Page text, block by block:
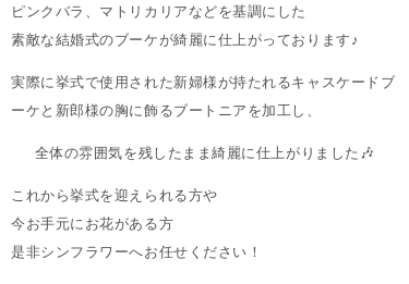
ピンクバラ、マトリカリアなどを基調にした
素敵な結婚式のブーケが綺麗に仕上がっております♪
実際に挙式で使用された新婦様が持たれるキャスケードブ
ーケと新郎様の胸に飾るブートニアを加工し、
全体の雰囲気を残したまま綺麗に仕上がりました🎶
これから挙式を迎えられる方や
今お手元にお花がある方
是非シンフラワーへお任せください！